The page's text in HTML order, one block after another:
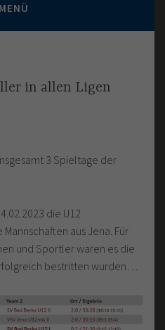
MENÜ
in allen Ligen
3 Spieltage der
die U12
aus Jena. Für
und Sportler waren es die
bestritten wurden…